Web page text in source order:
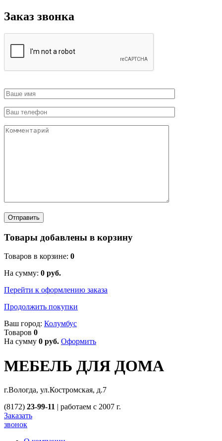
Заказ звонка
Товары добавлены в корзину
Товаров в корзине: 0
На сумму: 0 руб.
Перейти к оформлению заказа
Продолжить покупки
Ваш город: Колумбус
Товаров 0
На сумму 0 руб. Оформить
МЕБЕЛЬ ДЛЯ ДОМА
г.Вологда, ул.Костромская, д.7
(8172) 23-99-11 | работаем с 2007 г.
Заказать
звонок